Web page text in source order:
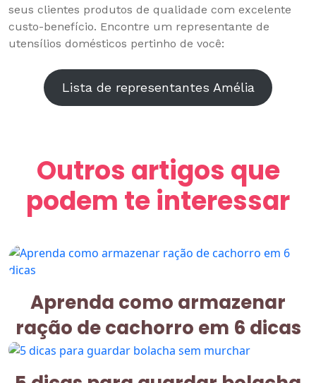
seus clientes produtos de qualidade com excelente
custo-benefício. Encontre um representante de
utensílios domésticos pertinho de você:
Lista de representantes Amélia
Outros artigos que
podem te interessar
Aprenda como armazenar
ração de cachorro em 6 dicas